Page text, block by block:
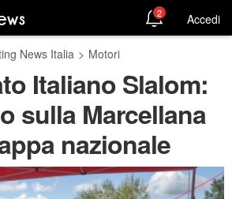
2 Accedi
News Italia > Motori
Italiano Slalom:
sulla Marcellana
nazionale